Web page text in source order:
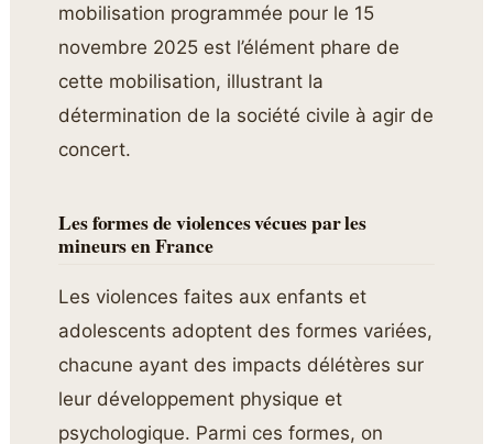
mobilisation programmée pour le 15
novembre 2025 est l’élément phare de
cette mobilisation, illustrant la
détermination de la société civile à agir de
concert.
Les formes de violences vécues par les
mineurs en France
Les violences faites aux enfants et
adolescents adoptent des formes variées,
chacune ayant des impacts délétères sur
leur développement physique et
psychologique. Parmi ces formes, on